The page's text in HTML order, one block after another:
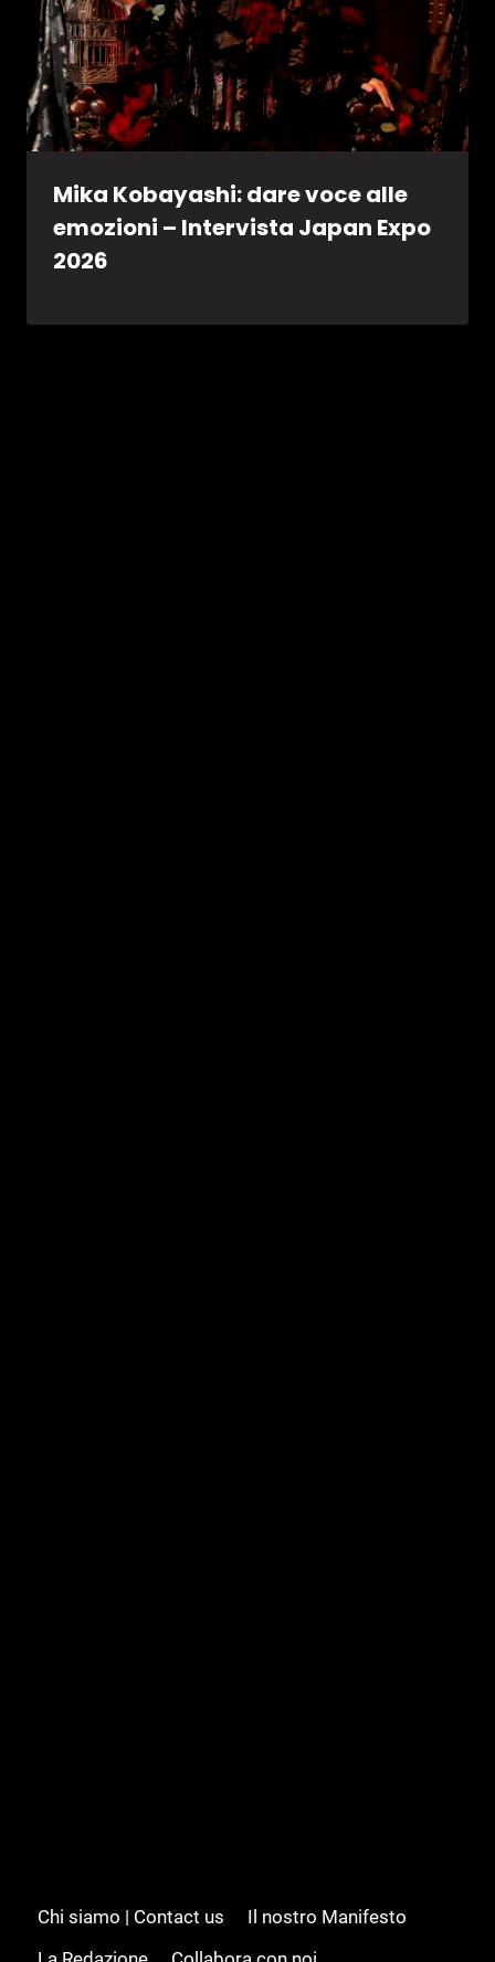
Mika Kobayashi: dare voce alle
emozioni – Intervista Japan Expo
2026
Chi siamo | Contact us
Il nostro Manifesto